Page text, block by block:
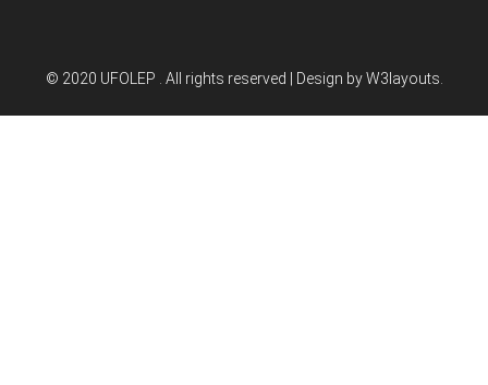
© 2020 UFOLEP . All rights reserved | Design byW3layouts.